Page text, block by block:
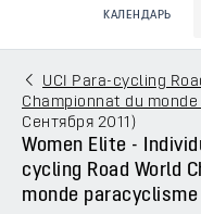
КАЛЕНДАРЬ
UCI Para-cycling
Championnat du
Сентября 2011 )
Women Elite -
cycling Road World
monde paracyclisme